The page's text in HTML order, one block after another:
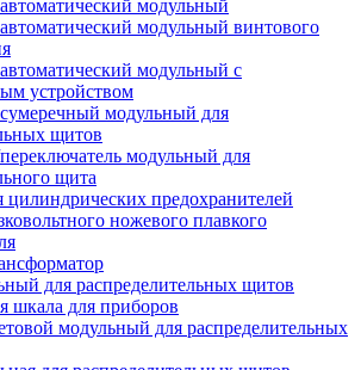
модульный
модульный винтового
модульный с
устройством
модульный для
щитов
модульный для
щита
цилиндрических предохранителей
ножевого плавкого
для распределительных щитов
шкала для приборов
модульный для распределительных